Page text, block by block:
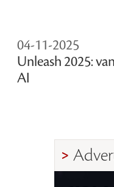
04-11-2025
Unleash 2025:
AI